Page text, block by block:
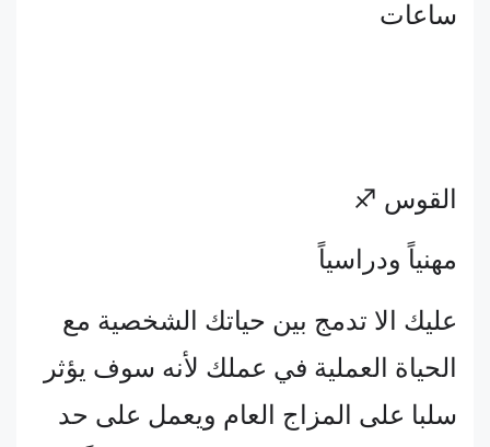
ساعات
القوس ♐
مهنياً ودراسياً
عليك الا تدمج بين حياتك الشخصية مع
الحياة العملية في عملك لأنه سوف يؤثر
سلبا على المزاج العام ويعمل على حد